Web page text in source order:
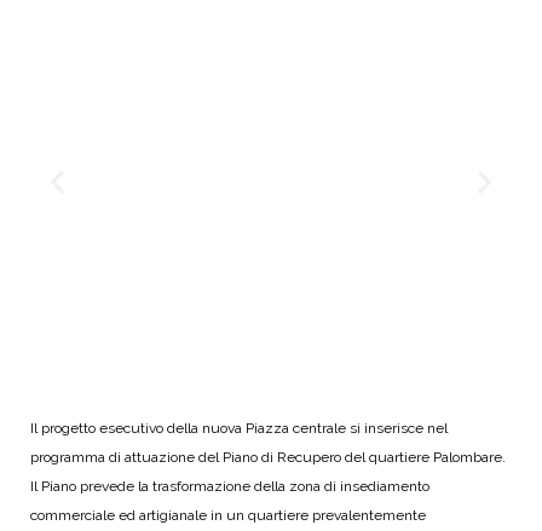
Il progetto esecutivo della nuova Piazza centrale si inserisce nel
programma di attuazione del Piano di Recupero del quartiere Palombare.
Il Piano prevede la trasformazione della zona di insediamento
commerciale ed artigianale in un quartiere prevalentemente